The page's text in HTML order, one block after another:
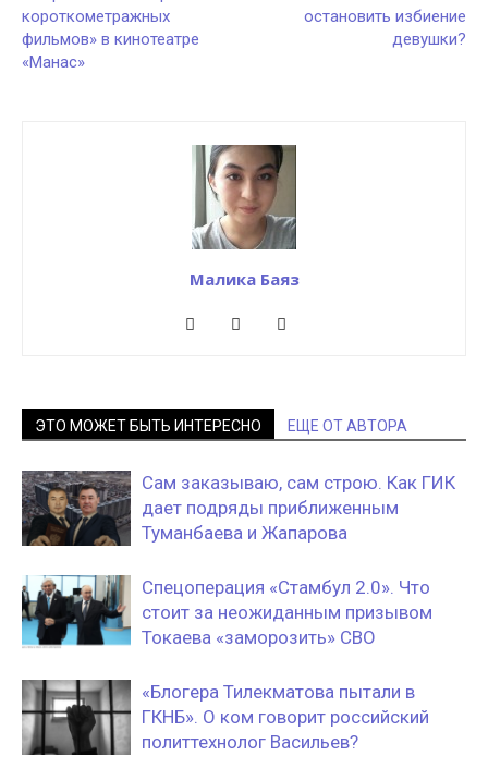
короткометражных
фильмов» в кинотеатре
«Манас»
остановить избиение
девушки?
Малика Баяз
ЭТО МОЖЕТ БЫТЬ ИНТЕРЕСНО ЕЩЕ ОТ АВТОРА
Сам заказываю, сам строю. Как ГИК
дает подряды приближенным
Туманбаева и Жапарова
Спецоперация «Стамбул 2.0». Что
стоит за неожиданным призывом
Токаева «заморозить» СВО
«Блогера Тилекматова пытали в
ГКНБ». О ком говорит российский
политтехнолог Васильев?